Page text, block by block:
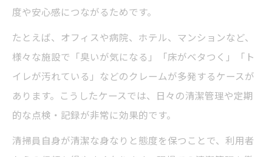
度や安心感につながるためです。
たとえば、オフィスや病院、ホテル、マンションなど、
様々な施設で「臭いが気になる」「床がベタつく」「ト
イレが汚れている」などのクレームが多発するケースが
あります。こうしたケースでは、日々の清潔管理や定期
的な点検・記録が非常に効果的です。
清掃員自身が清潔な身なりと態度を保つことで、利用者